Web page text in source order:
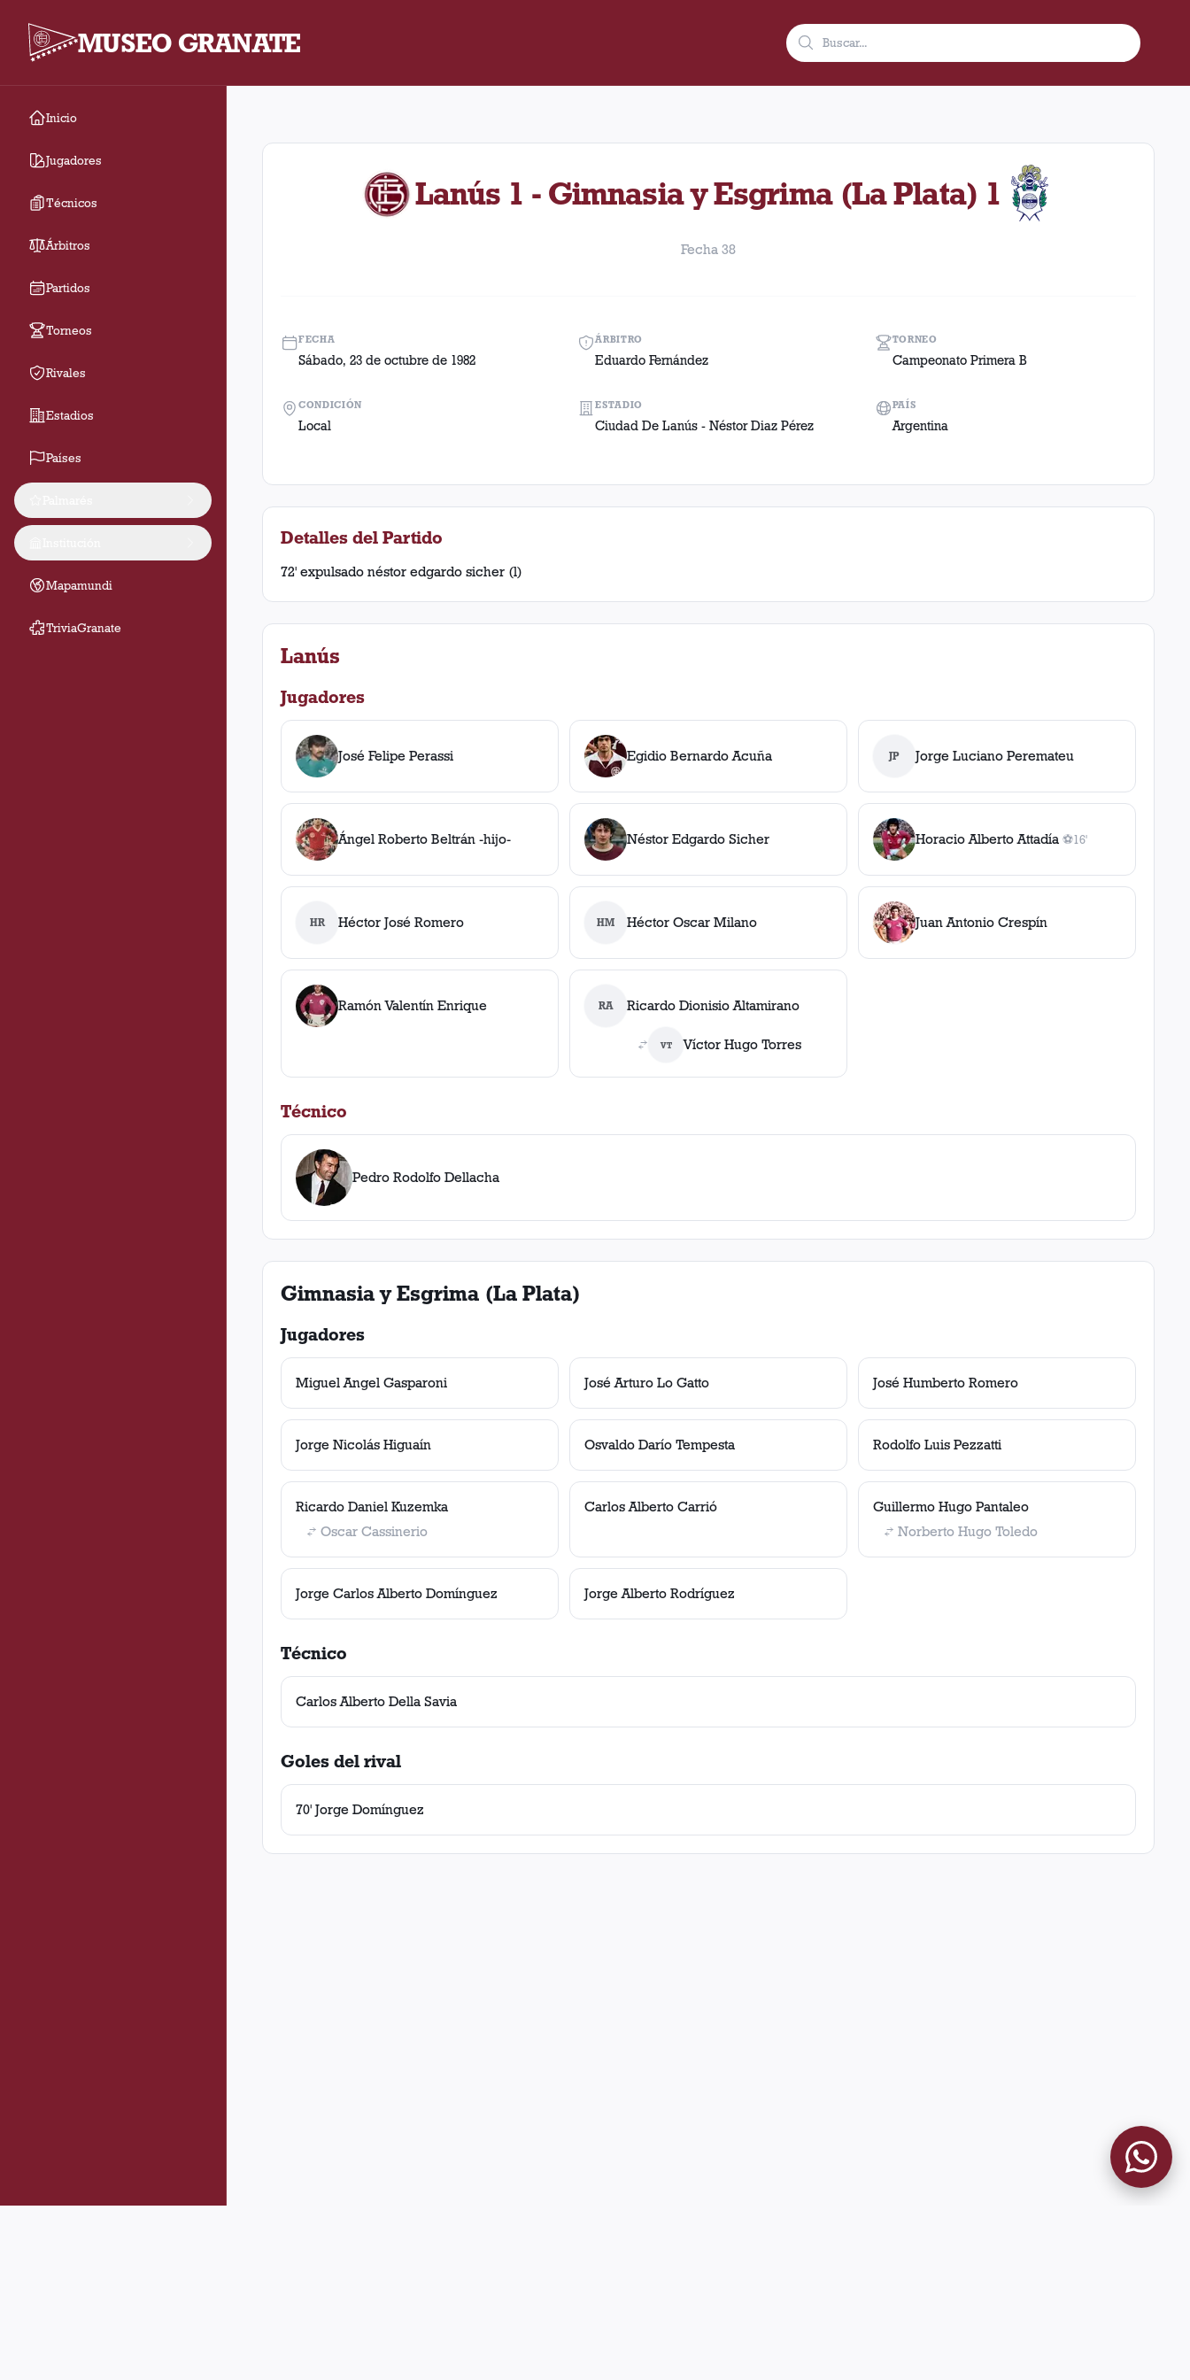
MUSEO GRANATE
Inicio
Jugadores
Técnicos
Árbitros
Partidos
Torneos
Rivales
Estadios
Países
Mapamundi
TriviaGranate
Fecha 38. Partido entre Lanús y Gimnasia y Esgrima (La Plata) disputado el Sábado, 23 de octubre de 1982 en condición de local en el estadio
Lanús 1 - Gimnasia y Esgrima (La Plata) 1
Fecha 38
FECHA
Sábado, 23 de octubre de 1982
ÁRBITRO
Eduardo Fernández
TORNEO
Campeonato Primera B
CONDICIÓN
Local
ESTADIO
Ciudad De Lanús - Néstor Diaz Pérez
PAÍS
Argentina
Detalles del Partido
72' expulsado néstor edgardo sicher (l)
Lanús
Jugadores
José Felipe Perassi Egidio Bernardo Acuña JP Jorge Luciano Peremateu
Ángel Roberto Beltrán -hijo- Néstor Edgardo Sicher Horacio Alberto Attadía ⚽
1gol
16'
HR Héctor José Romero HM Héctor Oscar Milano Juan Antonio Crespín
Ramón Valentín Enrique RA Ricardo Dionisio Altamirano
VT Víctor Hugo Torres
Técnico
Pedro Rodolfo Dellacha
Gimnasia y Esgrima (La Plata)
Jugadores
Miguel Angel Gasparoni José Arturo Lo Gatto José Humberto Romero
Jorge Nicolás Higuaín Osvaldo Darío Tempesta Rodolfo Luis Pezzatti
Ricardo Daniel Kuzemka
Oscar Cassinerio
Carlos Alberto Carrió
Guillermo Hugo Pantaleo
Norberto Hugo Toledo
Jorge Carlos Alberto Domínguez Jorge Alberto Rodríguez
Técnico
Carlos Alberto Della Savia
Goles del rival
70' Jorge Domínguez